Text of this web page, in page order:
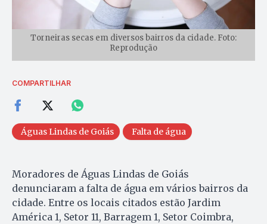
Torneiras secas em diversos bairros da cidade. Foto:
Reprodução
COMPARTILHAR
Águas Lindas de Goiás Falta de água
Moradores de Águas Lindas de Goiás
denunciaram a falta de água em vários bairros da
cidade. Entre os locais citados estão Jardim
América 1, Setor 11, Barragem 1, Setor Coimbra,